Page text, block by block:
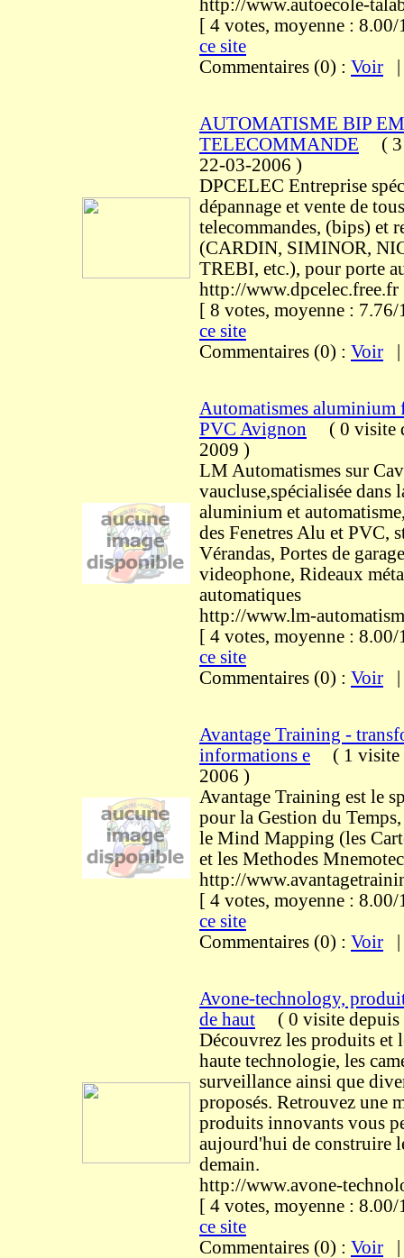
http://www.autoecole-
[ 4 votes, moyenne :
ce site
Commentaires (0) : Voir
AUTOMATISME BIP
TELECOMMANDE (
22-03-2006 )
DPCELEC Entreprise
dépannage et vente de
telecommandes, (bips) et
(CARDIN, SIMINOR,
TREBI, etc.), pour porte
http://www.dpcelec.free.fr
[ 8 votes, moyenne :
ce site
Commentaires (0) : Voir
Automatismes aluminium
PVC Avignon ( 0 visite
2009 )
LM Automatismes sur
vaucluse,spécialisée dans
aluminium et
des Fenetres Alu et PVC,
Vérandas, Portes de
videophone, Rideaux
automatiques
http://www.lm-
[ 4 votes, moyenne :
ce site
Commentaires (0) : Voir
Avantage Training -
informations e ( 1 visite
2006 )
Avantage Training est le
pour la Gestion du
le Mind Mapping (les
et les Methodes
http://
[ 4 votes, moyenne :
ce site
Commentaires (0) : Voir
Avone-technology,
de haut ( 0 visite
Découvrez les produits et
haute technologie, les
surveillance ainsi que
proposés. Retrouvez une
produits innovants vous
aujourd'hui de construire
demain.
http://www.avone-
[ 4 votes, moyenne :
ce site
Commentaires (0) : Voir